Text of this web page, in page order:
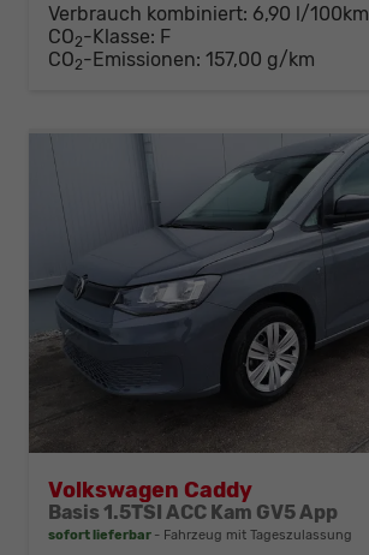
Verbrauch kombiniert: 6,90 l/100km
CO2-Klasse: F
CO2-Emissionen: 157,00 g/km
Volkswagen Caddy
Basis 1.5TSI ACC Kam GV5 App
sofort lieferbar Fahrzeug mit Tageszulassung